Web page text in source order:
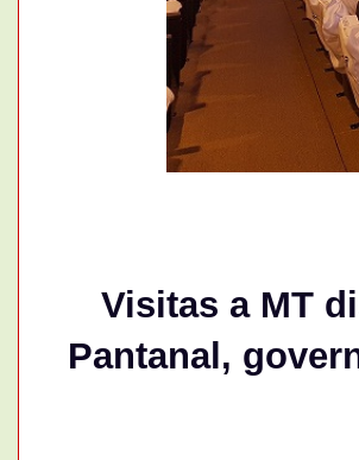
Visitas a MT
Pantanal,